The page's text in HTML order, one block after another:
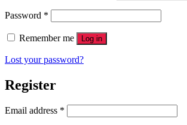
Password *
Remember me Log in
Lost your password?
Register
Email address *